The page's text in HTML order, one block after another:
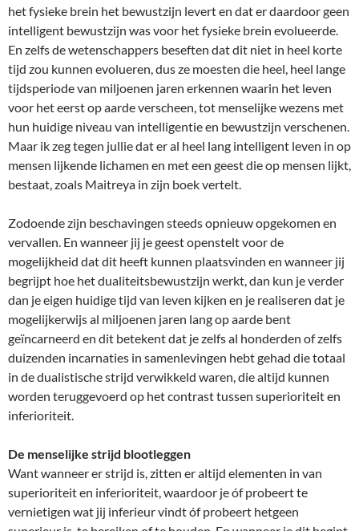
het fysieke brein het bewustzijn levert en dat er daardoor geen
intelligent bewustzijn was voor het fysieke brein evolueerde.
En zelfs de wetenschappers beseften dat dit niet in heel korte
tijd zou kunnen evolueren, dus ze moesten die heel, heel lange
tijdsperiode van miljoenen jaren erkennen waarin het leven
voor het eerst op aarde verscheen, tot menselijke wezens met
hun huidige niveau van intelligentie en bewustzijn verschenen.
Maar ik zeg tegen jullie dat er al heel lang intelligent leven in op
mensen lijkende lichamen en met een geest die op mensen lijkt,
bestaat, zoals Maitreya in zijn boek vertelt.
Zodoende zijn beschavingen steeds opnieuw opgekomen en
vervallen. En wanneer jij je geest openstelt voor de
mogelijkheid dat dit heeft kunnen plaatsvinden en wanneer jij
begrijpt hoe het dualiteitsbewustzijn werkt, dan kun je verder
dan je eigen huidige tijd van leven kijken en je realiseren dat je
mogelijkerwijs al miljoenen jaren lang op aarde bent
geïncarneerd en dit betekent dat je zelfs al honderden of zelfs
duizenden incarnaties in samenlevingen hebt gehad die totaal
in de dualistische strijd verwikkeld waren, die altijd kunnen
worden teruggevoerd op het contrast tussen superioriteit en
inferioriteit.
De menselijke strijd blootleggen
Want wanneer er strijd is, zitten er altijd elementen in van
superioriteit en inferioriteit, waardoor je óf probeert te
vernietigen wat jij inferieur vindt óf probeert hetgeen